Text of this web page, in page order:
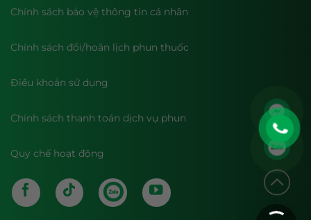
Chính sách bảo vệ thông tin cá nhân
Chính sách đổi/hoãn lịch phun thuốc
Điều khoản sử dụng
Chính sách thanh toán dịch vụ phun
Quy chế hoạt động